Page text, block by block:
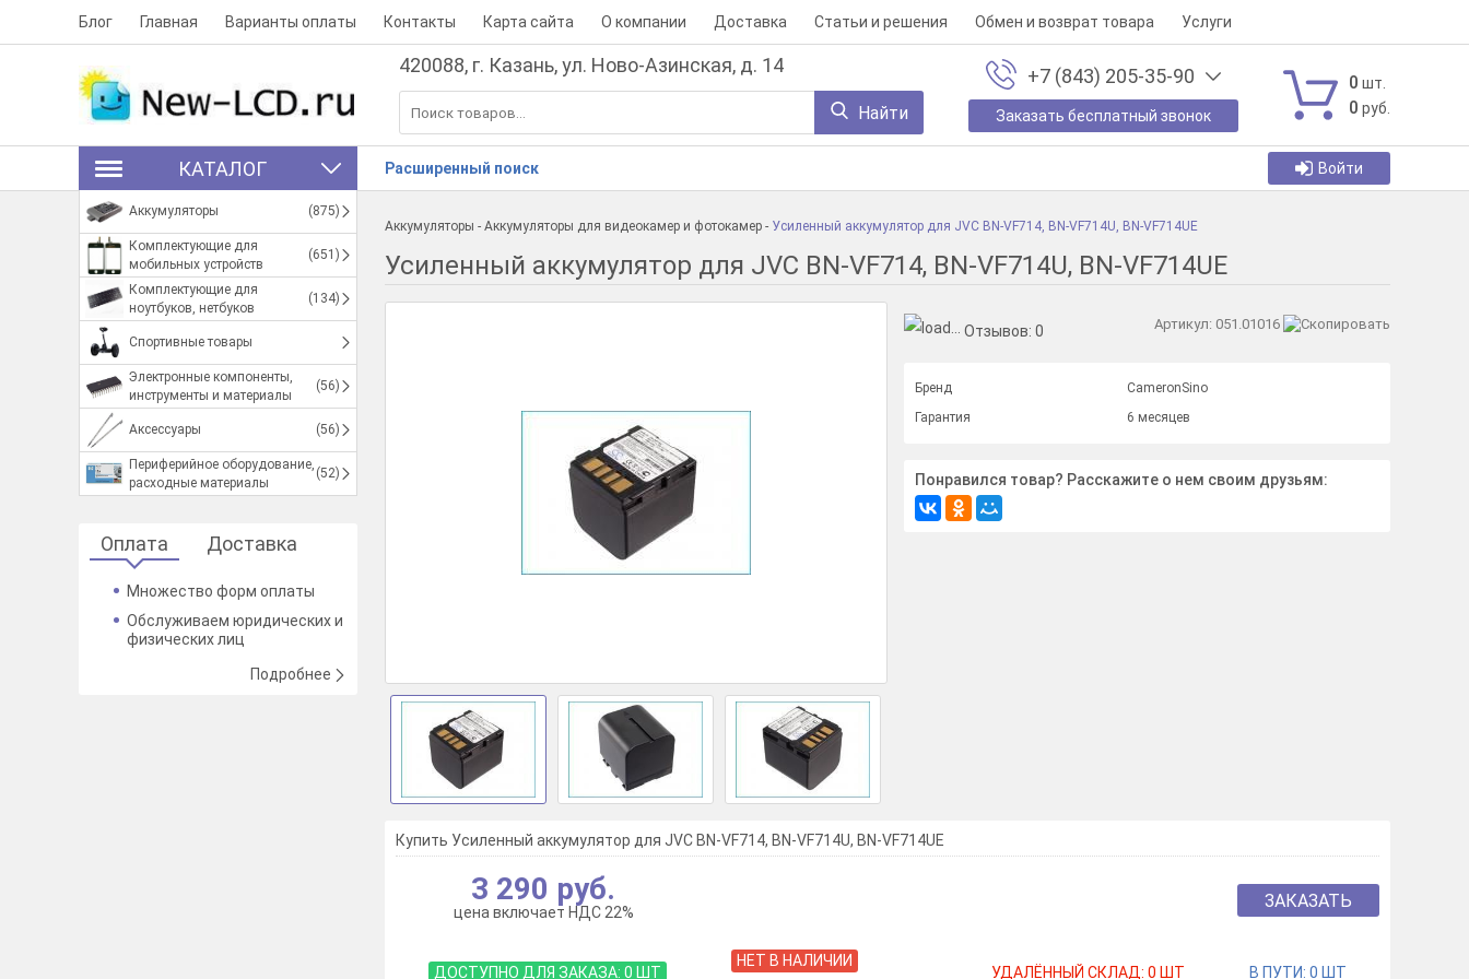
Блог Главная Варианты оплаты Контакты Карта сайта О компании Доставка Статьи и решения Обмен и возврат товара Услуги
420088, г. Казань, ул. Ново-Азинская, д. 14
Найти
+7 (843) 205-35-90
Заказать бесплатный звонок
0 шт.
0 руб.
КАТАЛОГ
Аккумуляторы (875)
Комплектующие для
мобильных устройств
(651)
Комплектующие для
ноутбуков, нетбуков
(134)
Спортивные товары
Электронные компоненты,
инструменты и материалы
(56)
Аксессуары (56)
Периферийное оборудование,
расходные материалы
(52)
Оплата Доставка
Множество форм оплаты
Обслуживаем юридических и
физических лиц
Подробнее
Расширенный поиск Войти
Аккумуляторы - Аккумуляторы для видеокамер и фотокамер - Усиленный аккумулятор для JVC BN-VF714, BN-VF714U, BN-VF714UE
Усиленный аккумулятор для JVC BN-VF714, BN-VF714U, BN-VF714UE
Отзывов: 0 Артикул: 051.01016
Бренд
CameronSino
Гарантия
6 месяцев
Понравился товар? Расскажите о нем своим друзьям:
Купить Усиленный аккумулятор для JVC BN-VF714, BN-VF714U, BN-VF714UE
3 290 руб.
цена включает НДС 22%
ЗАКАЗАТЬ
ДОСТУПНО ДЛЯ ЗАКАЗА: 0 ШТ
НЕТ В НАЛИЧИИ
УДАЛЁННЫЙ СКЛАД: 0 ШТ В ПУТИ:0 ШТ